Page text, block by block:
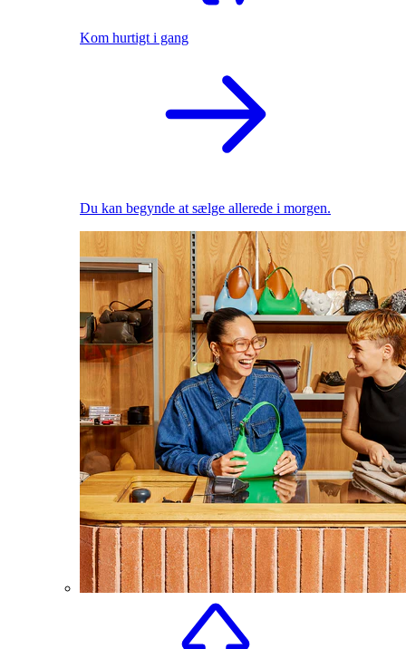
Kom hurtigt i gang
Du kan begynde at sælge allerede i morgen.